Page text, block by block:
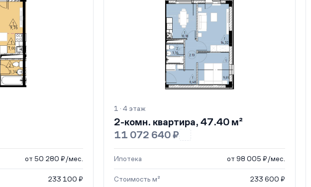
от 50 280 ₽/мес.
233 100 ₽
1 · 4 этаж
2-комн. квартира, 47.40 м²
11 072 640 ₽
Ипотека от 98 005 ₽/мес.
Стоимость м² 233 600 ₽